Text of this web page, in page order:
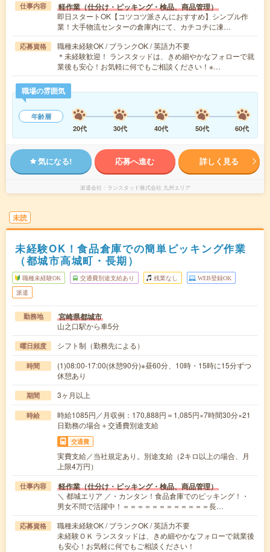
仕事内容 軽作業（仕分け・ピッキング・検品、商品管理）
即日スタートOK【コツコツ派さんにおすすめ】シンプル作
業！大手物流センターの倉庫内にて、カチコチに凍…
応募資格
職種未経験OK / ブランクOK / 英語力不要
＊未経験歓迎！ ランスタッドは、きめ細やかなフォローで就
業後も安心！お気軽に何でもご相談ください！※…
職場の雰囲気
年齢層
20代
30代 40代 50代 60代
気になる! 応募へ進む 詳しく見る
派遣会社 ランスタッド株式会社 九州エリア
未読
未経験OK！食品倉庫での簡単ピッキング作業
（都城市高城町・長期）
職種未経験OK 交通費別途支給あり 残業なし WEB登録OK
派遣
勤務地 宮崎県都城市
山之口駅から車5分
曜日頻度 シフト制（勤務先による）
時間
(1)08:00-17:00(休憩90分)※昼60分、10時・15時に15分ずつ
休憩あり
期間 3ヶ月以上
時給
時給1085円／月収例：170,888円＝1,085円×7時間30分×21
日勤務の場合＋交通費別途支給
交通費
実費支給／当社規定あり。別途支給（2キロ以上の場合、月
上限4万円）
仕事内容 軽作業（仕分け・ピッキング・検品、商品管理）
＼ 都城エリア ／・カンタン！食品倉庫でのピッキング！・
男女不問で活躍中！＝＝＝＝＝＝＝＝＝＝＝＝長…
応募資格
職種未経験OK / ブランクOK / 英語力不要
未経験ＯＫ ランスタッドは、きめ細やかなフォローで就業後
も安心！お気軽に何でもご相談ください！